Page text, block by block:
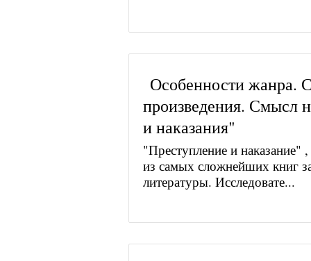
Особенности жанра.
произведения. Смысл
и наказания"
"Преступление и
из самых сложнейших книг
литературы. Исследовате...